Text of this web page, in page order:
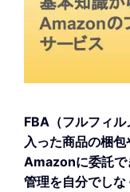
FBA（フルフィ
入った商品の梱
Amazonに委託で
管理を自分でしな